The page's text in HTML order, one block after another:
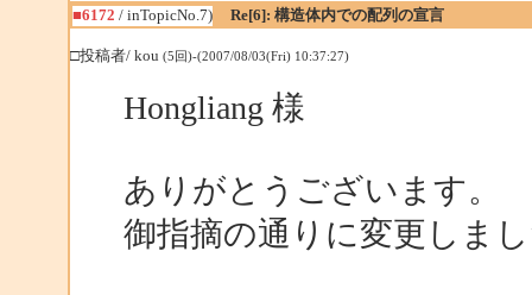
■6172 / inTopicNo.7) Re[6]: 構造体内での配列の宣言
□投稿者/ kou (5回)-(2007/08/03(Fri) 10:37:27)
Hongliang 様
ありがとうございます。
御指摘の通りに変更しま